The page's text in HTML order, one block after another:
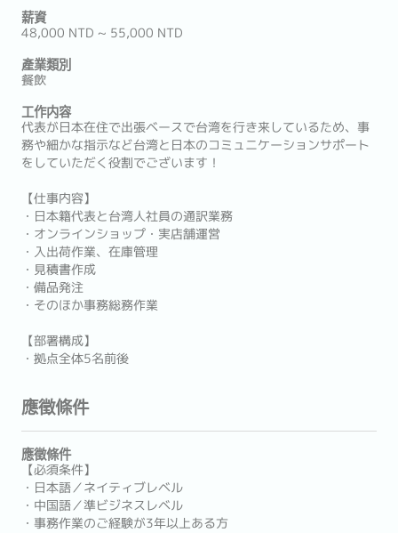
薪資
48,000 NTD ~ 55,000 NTD
產業類別
餐飲
工作内容
代表が日本在住で出張ベースで台湾を行き来しているため、事
務や細かな指示など台湾と日本のコミュニケーションサポート
をしていただく役割でございます！
【仕事内容】
・日本籍代表と台湾人社員の通訳業務
・オンラインショップ・実店舗運営
・入出荷作業、在庫管理
・見積書作成
・備品発注
・そのほか事務総務作業
【部署構成】
・拠点全体5名前後
應徵條件
應徵條件
【必須条件】
・日本語／ネイティブレベル
・中国語／準ビジネスレベル
・事務作業のご経験が3年以上ある方